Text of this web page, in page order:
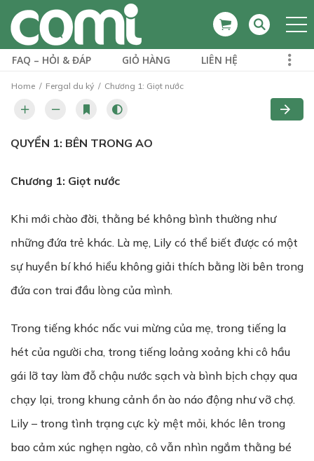
FAQ – HỎI & ĐÁP GIỎ HÀNG LIÊN HỆ
Home Fergal du ký Chương 1: Giọt nước
QUYỂN 1: BÊN TRONG AO
Chương 1: Giọt nước
Khi mới chào đời, thằng bé không bình thường như
những đứa trẻ khác. Là mẹ, Lily có thể biết được có một
sự huyền bí khó hiểu không giải thích bằng lời bên trong
đứa con trai đầu lòng của mình.
Trong tiếng khóc nấc vui mừng của mẹ, trong tiếng la
hét của người cha, trong tiếng loảng xoảng khi cô hầu
gái lỡ tay làm đỗ chậu nước sạch và bình bịch chạy qua
chạy lại, trong khung cảnh ồn ào náo động như vỡ chợ.
Lily – trong tình trạng cực kỳ mệt mỏi, khóc lên trong
bao cảm xúc nghẹn ngào, cô vẫn nhìn ngắm thằng bé